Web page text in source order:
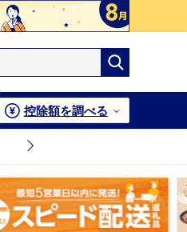
控除額を調べる